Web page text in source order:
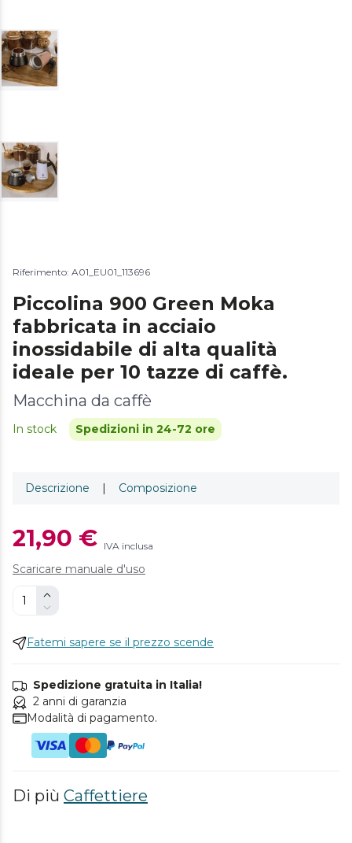
Riferimento: A01_EU01_113696
Piccolina 900 Green Moka
fabbricata in acciaio
inossidabile di alta qualità
ideale per 10 tazze di caffè.
Macchina da caffè
In stock Spedizioni in 24-72 ore
Descrizione | Composizione
21,90 € IVA inclusa
Scaricare manuale d'uso
Fatemi sapere se il prezzo scende
Spedizione gratuita in Italia!
2 anni di garanzia
Modalità di pagamento.
Di più Caffettiere